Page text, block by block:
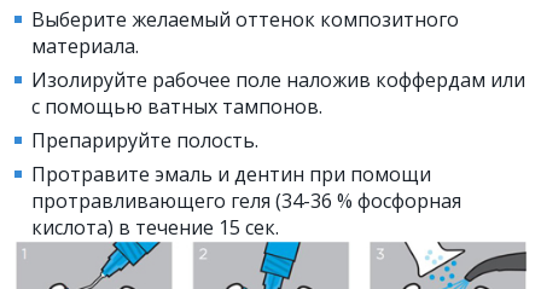
Выберите желаемый оттенок композитного
материала.
Изолируйте рабочее поле наложив коффердам или
с помощью ватных тампонов.
Препарируйте полость.
Протравите эмаль и дентин при помощи
протравливающего геля (34-36 % фосфорная
кислота) в течение 15 сек.